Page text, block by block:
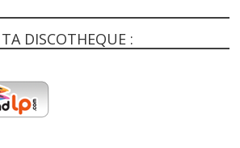
DISCOTHEQUE :